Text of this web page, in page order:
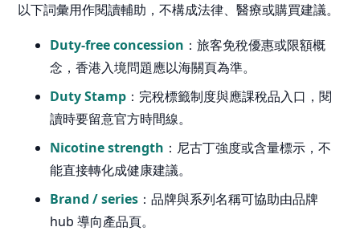
以下詞彙用作閱讀輔助，不構成法律、醫療或購買建議。
Duty-free concession ：旅客免稅優惠或限額概
念，香港入境問題應以海關頁為準。
Duty Stamp ：完稅標籤制度與應課稅品入口，閱
讀時要留意官方時間線。
Nicotine strength ：尼古丁強度或含量標示，不
能直接轉化成健康建議。
Brand / series ：品牌與系列名稱可協助由品牌
hub 導向產品頁。